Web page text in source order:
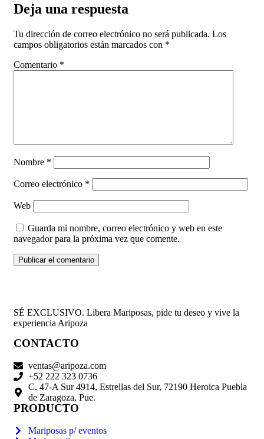
Deja una respuesta
Tu dirección de correo electrónico no será publicada. Los
campos obligatorios están marcados con *
Comentario *
Nombre *
Correo electrónico *
Web
Guarda mi nombre, correo electrónico y web en este
navegador para la próxima vez que comente.
SÉ EXCLUSIVO. Libera Mariposas, pide tu deseo y vive la
experiencia Aripoza
CONTACTO
ventas@aripoza.com
+52 222 323 0736
C. 47-A Sur 4914, Estrellas del Sur, 72190 Heroica Puebla
de Zaragoza, Pue.
PRODUCTO
Mariposas p/ eventos